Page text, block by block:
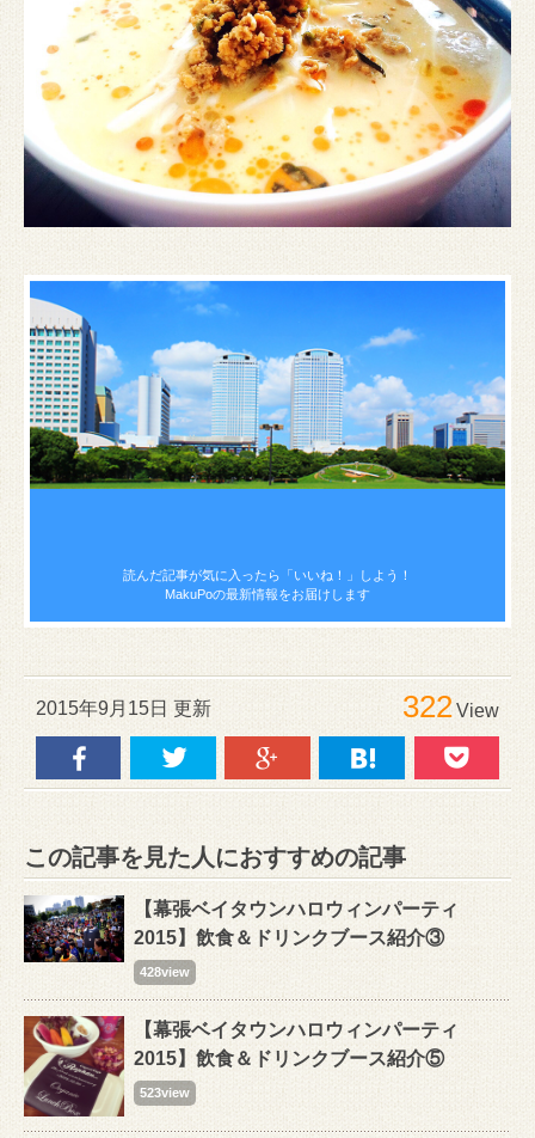
読んだ記事が気に入ったら 「いいね！」しよう！
MakuPoの最新情報をお届けします
2015年9月15日 更新 322View
この記事を見た人におすすめの記事
【幕張ベイタウンハロウィンパーティ
2015】飲食＆ドリンクブース紹介③
428view
【幕張ベイタウンハロウィンパーティ
2015】飲食＆ドリンクブース紹介⑤
523view